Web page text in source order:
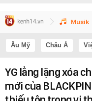
Musik
Âu Mỹ Châu Á
YG lẳng lặng xóa
mới của